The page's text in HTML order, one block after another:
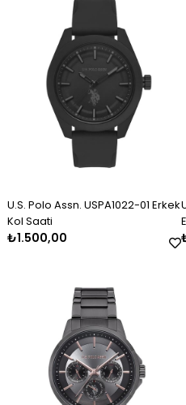
Erkek Gümüş Kazaziye Tesbih
₺2.120,00
Kadın Gümüş Trend Tasarım
₺11.000,00
Kadın Gümüş Taşlı Markiz
Bileklik 2325
₺3.000,00
U.S. Polo Assn. USPA1022-01 Erkek
Kol Saati
₺1.500,00